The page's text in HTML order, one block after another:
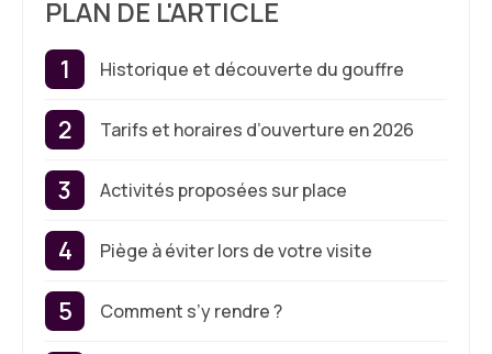
PLAN DE L'ARTICLE
Historique et découverte du gouffre
Tarifs et horaires d’ouverture en 2026
Activités proposées sur place
Piège à éviter lors de votre visite
Comment s’y rendre ?